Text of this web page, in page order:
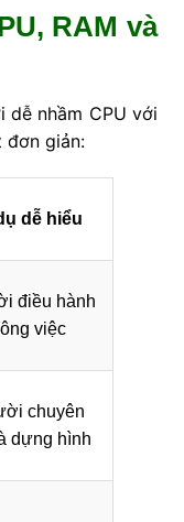
RAM và
dễ nhầm CPU với
đơn giản:
dễ hiểu
điều hành
việc
chuyên
dựng hình